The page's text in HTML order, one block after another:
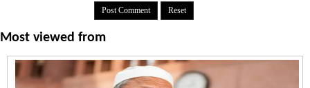
Most viewed from